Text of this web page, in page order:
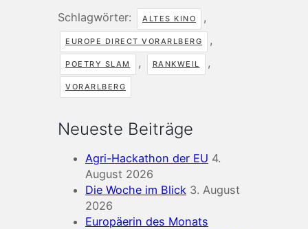
Schlagwörter: ALTES KINO ,
EUROPE DIRECT VORARLBERG ,
POETRY SLAM , RANKWEIL ,
VORARLBERG
Neueste Beiträge
Agri-Hackathon der EU 4.
August 2026
Die Woche im Blick 3. August
2026
Europäerin des Monats